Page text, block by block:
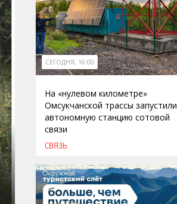
СЕГОДНЯ, 16:00
На «нулевом километре»
Омсукчанской трассы запустили
автономную станцию сотовой
связи
СВЯЗЬ